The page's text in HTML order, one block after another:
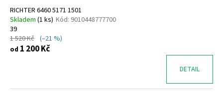
RICHTER 6460 5171 1501
Skladem (1 ks) Kód: 9010448777700
39
1 520 Kč (–21 %)
od 1 200 Kč
DETAIL